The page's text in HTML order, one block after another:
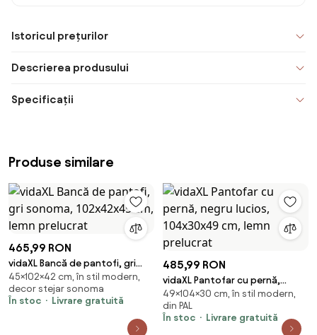
Istoricul prețurilor
Descrierea produsului
Specificații
Produse similare
465,99 RON
vidaXL Bancă de pantofi, gri
sonoma, 102x42x45 cm, lemn
prelucrat
45×102×42 cm, în stil modern,
decor stejar sonoma
În stoc
Livrare gratuită
485,99 RON
vidaXL Pantofar cu pernă,
negru lucios, 104x30x49 cm,
lemn prelucrat
49×104×30 cm, în stil modern,
din PAL
În stoc
Livrare gratuită